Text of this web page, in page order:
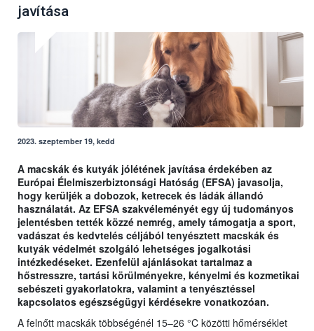
javítása
2023. szeptember 19, kedd
A macskák és kutyák jólétének javítása érdekében az
Európai Élelmiszerbiztonsági Hatóság (EFSA) javasolja,
hogy kerüljék a dobozok, ketrecek és ládák állandó
használatát. Az EFSA szakvéleményét egy új tudományos
jelentésben tették közzé nemrég, amely támogatja a sport,
vadászat és kedvtelés céljából tenyésztett macskák és
kutyák védelmét szolgáló lehetséges jogalkotási
intézkedéseket. Ezenfelül ajánlásokat tartalmaz a
hőstresszre, tartási körülményekre, kényelmi és kozmetikai
sebészeti gyakorlatokra, valamint a tenyésztéssel
kapcsolatos egészségügyi kérdésekre vonatkozóan.
A felnőtt macskák többségénél 15–26 °C közötti hőmérséklet